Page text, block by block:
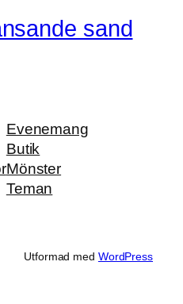
sand
Evenemang
Butik
Mönster
Teman
Utformad med WordPress